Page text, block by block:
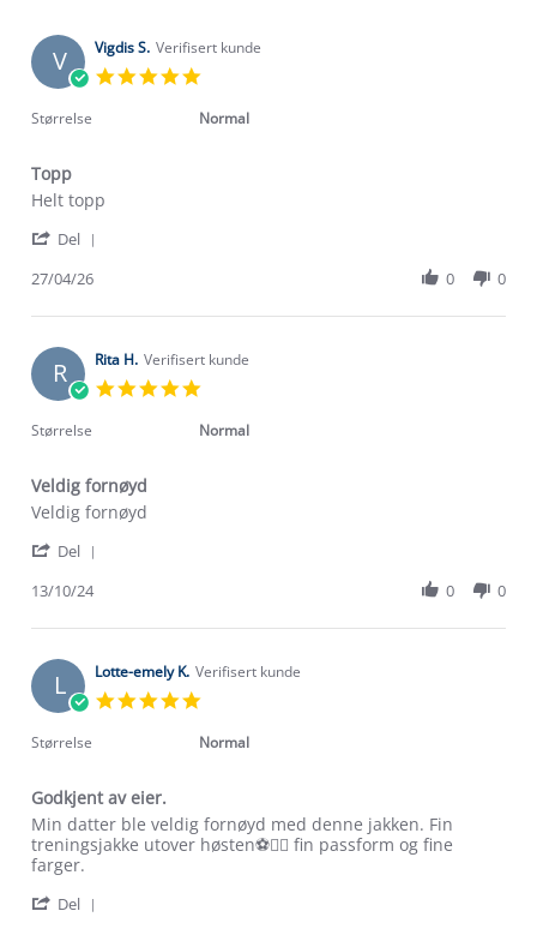
V Vigdis S. Verifisert kunde
rating
Størrelse Normal
Topp
Review
Vigdis
on
Apr
review
Topp
Helt topp
Del
Vigdis
on
27
Apr
27/04/26 0 0
R Rita H. Verifisert kunde
rating
Størrelse Normal
Veldig fornøyd
Review
Rita
on
Oct
review
Veldig
Veldig fornøyd
Del
Rita
on
13
Oct
13/10/24 0 0
L Lotte-emely K. Verifisert kunde
rating
Størrelse Normal
Godkjent av eier.
Review
by
Lotte-
K.
review
stating
Godkjent
eier.
Min datter ble veldig fornøyd med denne jakken. Fin
treningsjakke utover høsten⚽️👍🏼 fin passform og fine
farger.
Del
Om Stormberg